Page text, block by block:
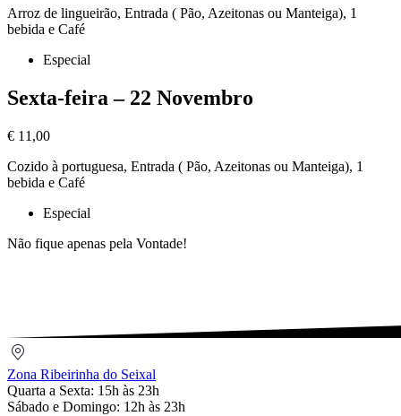
Arroz de lingueirão, Entrada ( Pão, Azeitonas ou Manteiga), 1
bebida e Café
Especial
Sexta-feira – 22 Novembro
€ 11,00
Cozido à portuguesa, Entrada ( Pão, Azeitonas ou Manteiga), 1
bebida e Café
Especial
Não fique apenas pela Vontade!
do
Seixal
Zona Ribeirinha do Seixal
Quarta a Sexta: 15h às 23h
Sábado e Domingo: 12h às 23h